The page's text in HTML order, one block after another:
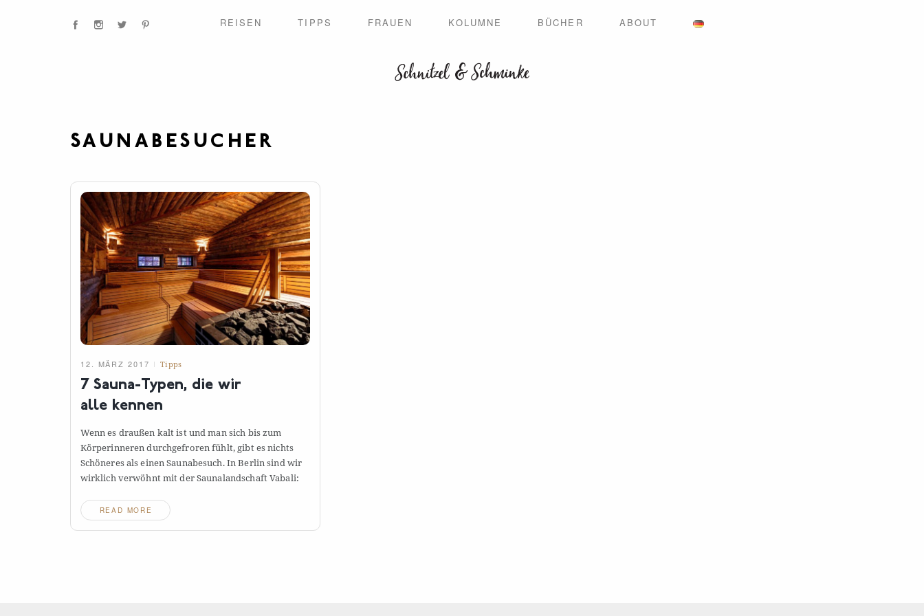
REISEN TIPPS FRAUEN KOLUMNE BÜCHER ABOUT
SAUNABESUCHER
12. MÄRZ 2017 Tipps
7 Sauna-Typen, die wir
alle kennen
Wenn es draußen kalt ist und man sich bis zum
Körperinneren durchgefroren fühlt, gibt es nichts
Schöneres als einen Saunabesuch. In Berlin sind wir
wirklich verwöhnt mit der SaunalandschaftVabali:
READ MORE